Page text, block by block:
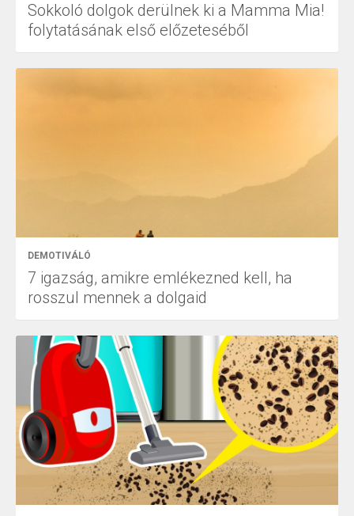
Sokkoló dolgok derülnek ki a Mamma Mia!
folytatásának első előzeteséből
DEMOTIVÁLÓ
7 igazság, amikre emlékezned kell, ha
rosszul mennek a dolgaid